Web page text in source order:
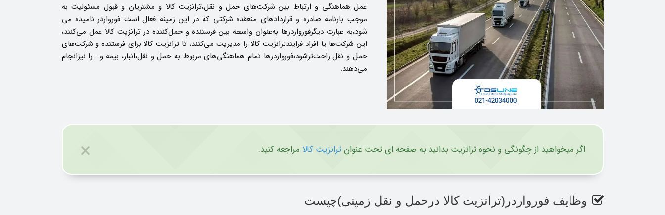
عمل هماهنگی و ارتباط بین شرکت‌های حمل و نقل،ترانزیت کالا و مشتریان و قبول مسئولیت به
موجب بارنامه صادره و قراردادهای منعقده شرکتی که در این زمینه فعال است فورواردر نامیده می
شود،به‌ عبارت ‌دیگرفورواردرها به‌عنوان واسطه بین فرستنده و حمل‌کننده در ترانزیت کالا عمل می‌کنند،
این شرکت‌ها یا افراد فرایندترانزیت کالا را مدیریت می‌کنند، تا ترانزیت کالا برای فرستنده و شرکت‌های
حمل و نقل راحت‌ترشود،فورواردرها تمام هماهنگی‌های مربوط به حمل و نقل،انبار، بیمه و… را نیزانجام
می‌دهند.
× اگر میخواهید از چگونگی و نحوه ترانزیت بدانید به صفحه ای تحت عنوانترانزیت کالا مراجعه کنید.
وظایف فورواردر(ترانزیت کالا درحمل و نقل زمینی)چیست